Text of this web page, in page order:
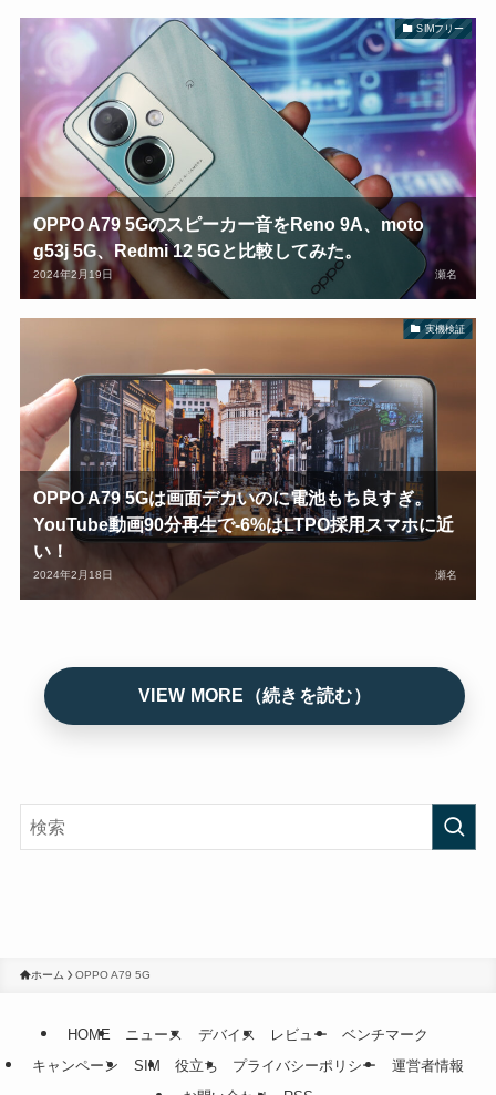
SIMフリー
OPPO A79 5Gのスピーカー音をReno 9A、moto
g53j 5G、Redmi 12 5Gと比較してみた。
2024年2月19日 瀬名
実機検証
OPPO A79 5Gは画面デカいのに電池もち良すぎ。
YouTube動画90分再生で-6%はLTPO採用スマホに近
い！
2024年2月18日 瀬名
ホーム OPPO A79 5G
HOME ニュース デバイス レビュー
ベンチマーク
キャンペーン
SIM 役立ち プライバシーポリシー
運営者情報